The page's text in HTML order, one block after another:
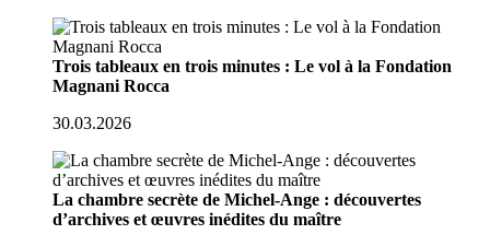
Trois tableaux en trois minutes : Le vol à la Fondation
Magnani Rocca
30.03.2026
La chambre secrète de Michel-Ange : découvertes
d’archives et œuvres inédites du maître